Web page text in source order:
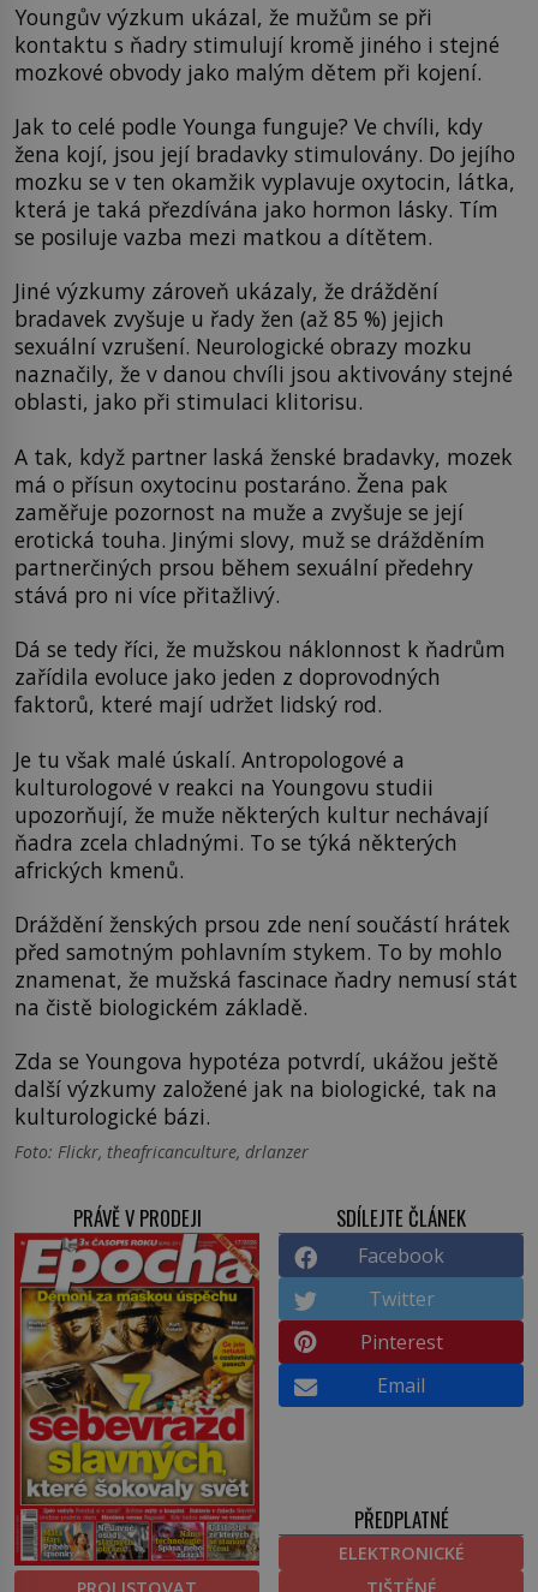
Youngův výzkum ukázal, že mužům se při
kontaktu s ňadry stimulují kromě jiného i stejné
mozkové obvody jako malým dětem při kojení.
Jak to celé podle Younga funguje? Ve chvíli, kdy
žena kojí, jsou její bradavky stimulovány. Do jejího
mozku se v ten okamžik vyplavuje oxytocin, látka,
která je taká přezdívána jako hormon lásky. Tím
se posiluje vazba mezi matkou a dítětem.
Jiné výzkumy zároveň ukázaly, že dráždění
bradavek zvyšuje u řady žen (až 85 %) jejich
sexuální vzrušení. Neurologické obrazy mozku
naznačily, že v danou chvíli jsou aktivovány stejné
oblasti, jako při stimulaci klitorisu.
A tak, když partner laská ženské bradavky, mozek
má o přísun oxytocinu postaráno. Žena pak
zaměřuje pozornost na muže a zvyšuje se její
erotická touha. Jinými slovy, muž se drážděním
partnerčiných prsou během sexuální předehry
stává pro ni více přitažlivý.
Dá se tedy říci, že mužskou náklonnost k ňadrům
zařídila evoluce jako jeden z doprovodných
faktorů, které mají udržet lidský rod.
Je tu však malé úskalí. Antropologové a
kulturologové v reakci na Youngovu studii
upozorňují, že muže některých kultur nechávají
ňadra zcela chladnými. To se týká některých
afrických kmenů.
Dráždění ženských prsou zde není součástí hrátek
před samotným pohlavním stykem. To by mohlo
znamenat, že mužská fascinace ňadry nemusí stát
na čistě biologickém základě.
Zda se Youngova hypotéza potvrdí, ukážou ještě
další výzkumy založené jak na biologické, tak na
kulturologické bázi.
Foto: Flickr, theafricanculture, drlanzer
PRÁVĚ V PRODEJI SDÍLEJTE ČLÁNEK
Facebook
Twitter
Pinterest
Email
PŘEDPLATNÉ
ELEKTRONICKÉ